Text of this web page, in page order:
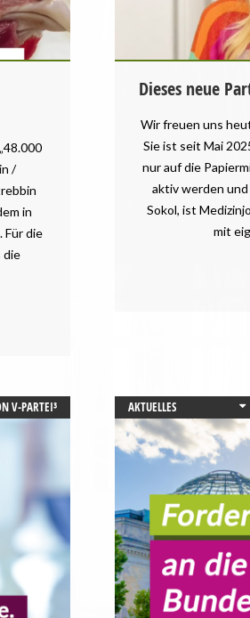
/
in
Für die
die
Dieses neue
Wir freuen uns
Sie ist seit Mai
nur auf die
aktiv werden
Sokol, ist
mit
V-PARTEI³
AKTUELLES
BUNDESTAGSWAHL
GESUNDHEIT
LANDWIRTSCHAFT
PRESSEMITTEILUNG
STARTSEITE
TIERSCHUTZ / TIERRECHTE
UMWELT UND KLIMA